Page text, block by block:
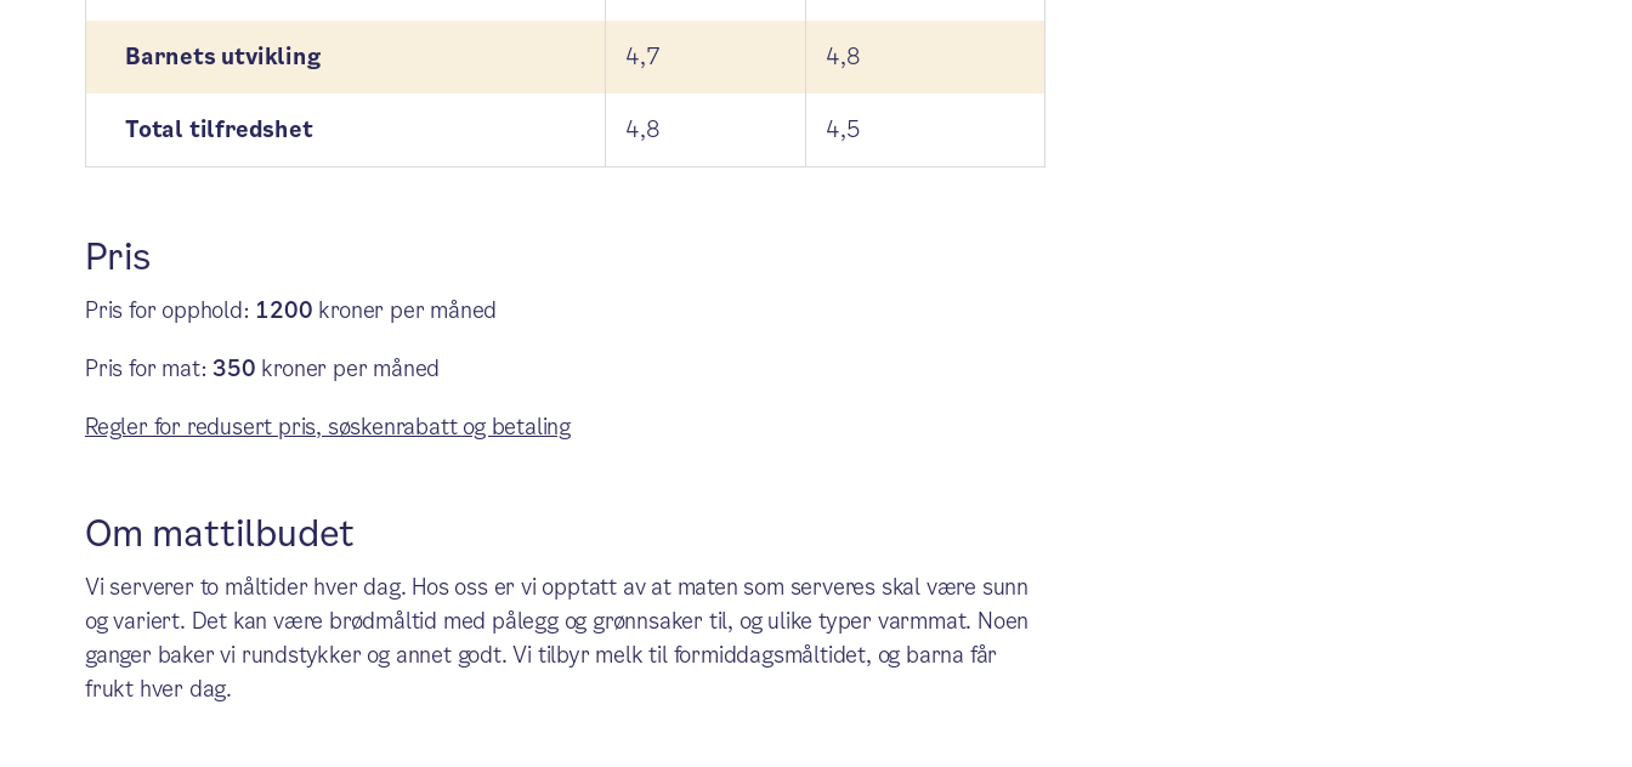
Barnets utvikling 4,7 4,8
Total tilfredshet 4,8 4,5
Pris
Pris for opphold: 1200 kroner per måned
Pris for mat:350 kroner per måned
Regler for redusert pris, søskenrabatt og betaling
Om mattilbudet
Vi serverer to måltider hver dag. Hos oss er vi opptatt av at maten som serveres skal være sunn
og variert. Det kan være brødmåltid med pålegg og grønnsaker til, og ulike typer varmmat. Noen
ganger baker vi rundstykker og annet godt. Vi tilbyr melk til formiddagsmåltidet, og barna får
frukt hver dag.